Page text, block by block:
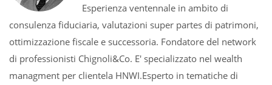
Esperienza ventennale in ambito di
consulenza fiduciaria, valutazioni super partes di patrimoni,
ottimizzazione fiscale e successoria. Fondatore del network
di professionisti Chignoli&Co. E' specializzato nel wealth
managment per clientela HNWI.Esperto in tematiche di